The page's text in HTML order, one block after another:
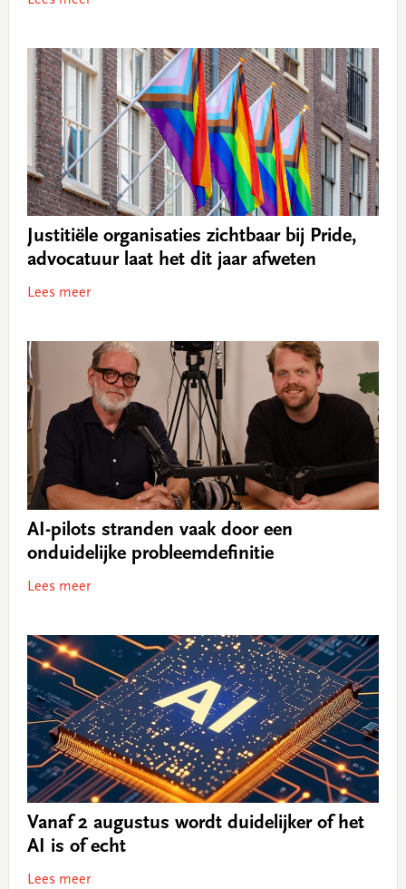
Justitiële organisaties zichtbaar bij Pride,
advocatuur laat het dit jaar afweten
Lees meer
AI-pilots stranden vaak door een
onduidelijke probleemdefinitie
Lees meer
Vanaf 2 augustus wordt duidelijker of het
AI is of echt
Lees meer